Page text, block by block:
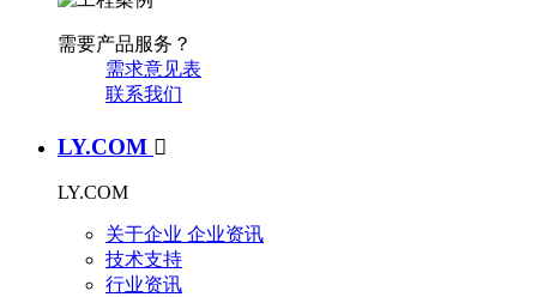
需要产品服务？
需求意见表
联系我们
LY.COM 
LY.COM
关于企业 企业资讯
技术支持
行业资讯